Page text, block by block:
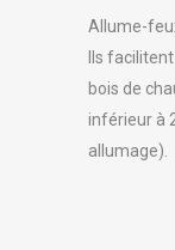
Allume-
Ils
bois de
inférieur à
allumage).